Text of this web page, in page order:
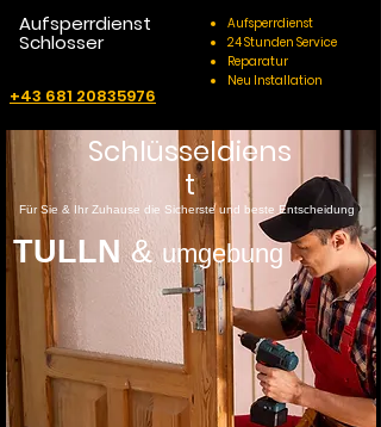
Aufsperrdienst
Schlosser
+43 681 20835976
Aufsperrdienst
24 Stunden Service
Reparatur
Neu Installation
Schlüsseldiens
t
Für Sie & Ihr Zuhause die Sicherste und beste Entscheidung
TULLN & umgebung